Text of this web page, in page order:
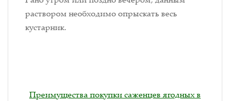
раствором необходимо опрыскать весь
кустарник.
Преимущества покупки саженцев ягодных в